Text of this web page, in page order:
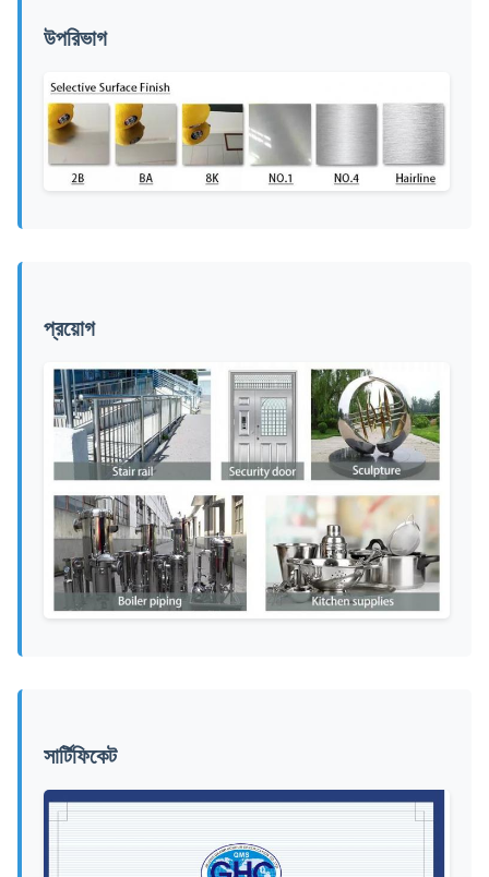
উপরিভাগ
প্রয়োগ
সার্টিফিকেট